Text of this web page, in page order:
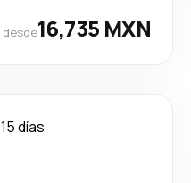
desde16,735 MXN
15 días